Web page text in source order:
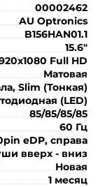
00002462
AU Optronics
B156HAN01.1
15.6"
Full HD
Матовая
Slim (Тонкая)
(LED)
85/85/85/85
60 Гц
eDP, справа
вверх - вниз
Новая
1 месяц